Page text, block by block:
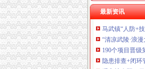
可加急服务哦！
可代理开银行账
的银行，可免银
咨询热线：023-
最新资讯
马武镇“人防+
“清凉武陵·浪
190个项目晋
隐患排查+闭环